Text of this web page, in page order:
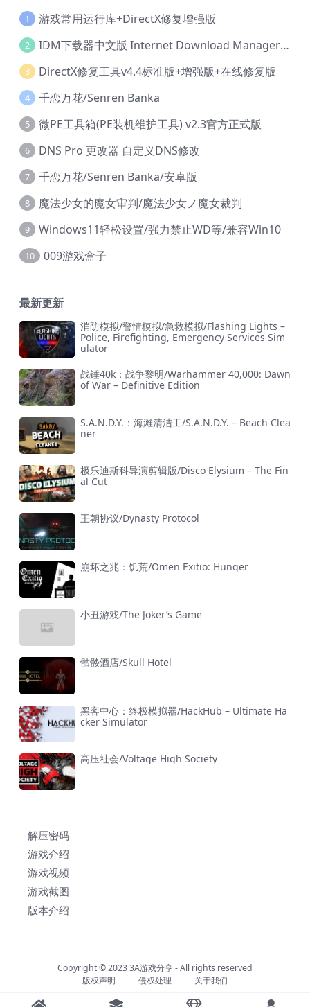
1 游戏常用运行库+DirectX修复增强版
2 IDM下载器中文版 Internet Download Manager v6.42.36 IDM
3 DirectX修复工具v4.4标准版+增强版+在线修复版
4 千恋万花/Senren Banka
5 微PE工具箱(PE装机维护工具) v2.3官方正式版
6 DNS Pro 更改器 自定义DNS修改
7 千恋万花/Senren Banka/安卓版
8 魔法少女的魔女审判/魔法少女ノ魔女裁判
9 Windows11轻松设置/强力禁止WD等/兼容Win10
10 009游戏盒子
最新更新
消防模拟/警情模拟/急救模拟/Flashing Lights –
Police, Firefighting, Emergency Services Sim
ulator
战锤40k：战争黎明/Warhammer 40,000: Dawn
of War – Definitive Edition
S.A.N.D.Y.：海滩清洁工/S.A.N.D.Y. – Beach Clea
ner
极乐迪斯科导演剪辑版/Disco Elysium – The Fin
al Cut
王朝协议/Dynasty Protocol
崩坏之兆：饥荒/Omen Exitio: Hunger
小丑游戏/The Joker’s Game
骷髅酒店/Skull Hotel
黑客中心：终极模拟器/HackHub – Ultimate Ha
cker Simulator
高压社会/Voltage High Society
解压密码
游戏介绍
游戏视频
游戏截图
版本介绍
Copyright © 20233A游戏分享- All rights reserved
版权声明
侵权处理 关于我们